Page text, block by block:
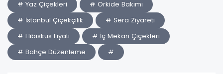
# Yaz Çiçekleri
# Orkide Bakımı
# İstanbul Çiçekçilik
# Sera Ziyareti
# Hibiskus Fiyatı
# İç Mekan Çiçekleri
# Bahçe Düzenleme
#